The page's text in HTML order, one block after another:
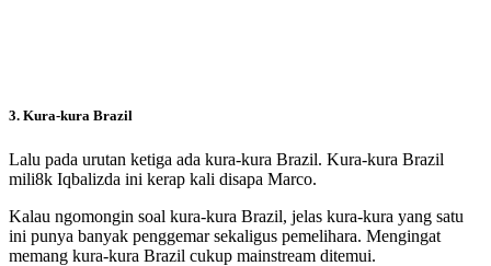
3. Kura-kura Brazil
Lalu pada urutan ketiga ada kura-kura Brazil. Kura-kura Brazil
mili8k Iqbalizda ini kerap kali disapa Marco.
Kalau ngomongin soal kura-kura Brazil, jelas kura-kura yang satu
ini punya banyak penggemar sekaligus pemelihara. Mengingat
memang kura-kura Brazil cukup mainstream ditemui.